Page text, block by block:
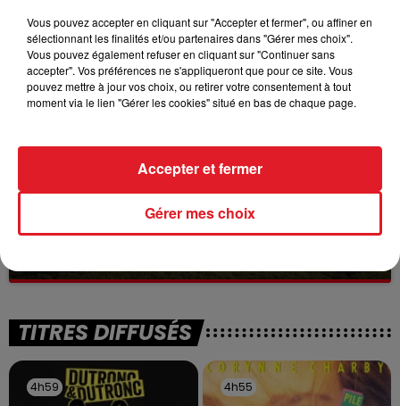
VOLONTAIRE EN COURS, APRÈS LA...
Selon les premiers éléments, le logement servait
à des prostituées
WINGLES: UN JEUNE PERD LA VIE, NOYÉ À
La victime a coulé à pic
TITRES DIFFUSÉS
4h59
4h59 4h55
4h55
Vous pouvez accepter en cliquant sur "Accepter et fermer", ou affiner en
sélectionnant les finalités et/ou partenaires dans "Gérer mes choix".
Vous pouvez également refuser en cliquant sur "Continuer sans
accepter". Vos préférences ne s'appliqueront que pour ce site. Vous
pouvez mettre à jour vos choix, ou retirer votre consentement à tout
moment via le lien "Gérer les cookies" situé en bas de chaque page.
Gérer mes choix
Accepter et fermer